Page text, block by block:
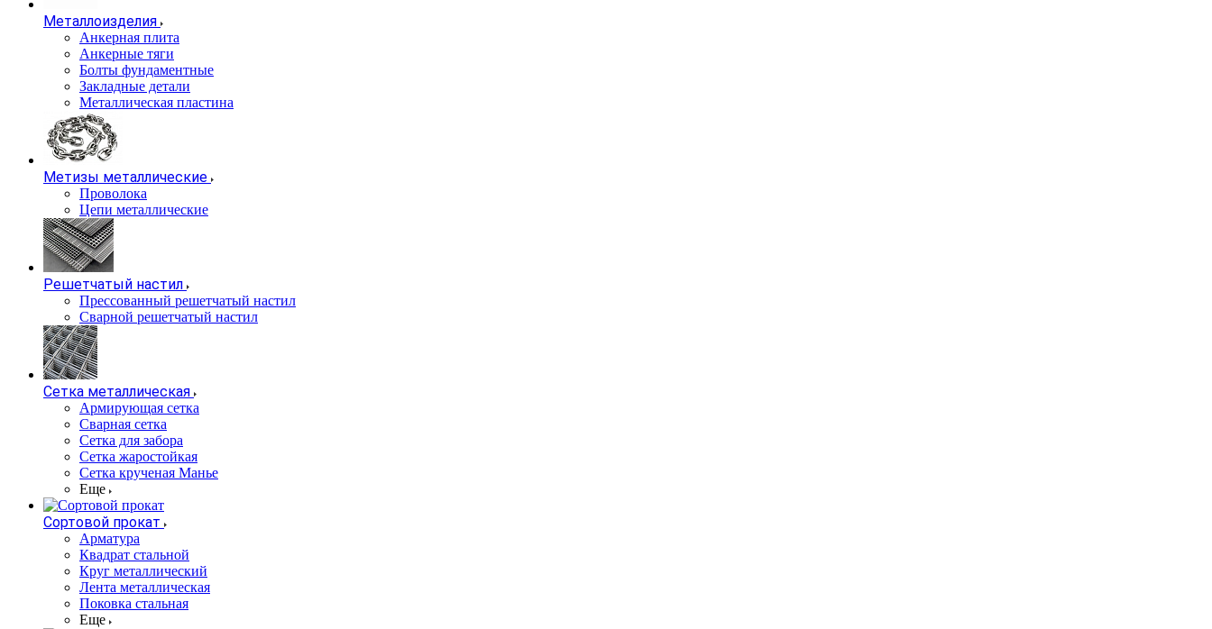
Металлоизделия
Анкерная плита
Анкерные тяги
Болты фундаментные
Закладные детали
Металлическая пластина
Метизы металлические
Проволока
Цепи металлические
Решетчатый настил
Прессованный решетчатый настил
Сварной решетчатый настил
Сетка металлическая
Армирующая сетка
Сварная сетка
Сетка для забора
Сетка жаростойкая
Сетка крученая Манье
Еще
Сортовой прокат
Арматура
Квадрат стальной
Круг металлический
Лента металлическая
Поковка стальная
Еще